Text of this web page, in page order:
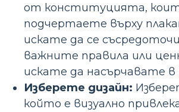
от конституцията,
подчертаете върху
искате да се
важните правила или
искате да насърчавате
Изберете дизайн:
който е визуално